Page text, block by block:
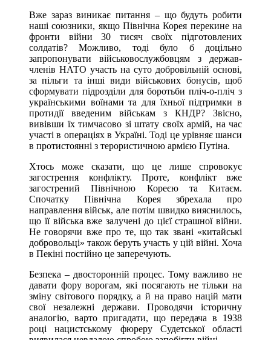
Вже зараз виникає питання – що будуть робити
наші союзники, якщо Північна Корея перекине на
фронти війни 30 тисяч своїх підготовлених
солдатів? Можливо, тоді було б доцільно
запропонувати військовослужбовцям з держав-
членів НАТО участь на суто добровільній основі,
за пільги та інші види військових бонусів, щоб
сформувати підрозділи для боротьби пліч-о-пліч з
українськими воїнами та для їхньої підтримки в
протидії введеним військам з КНДР? Звісно,
вивівши їх тимчасово зі штату своїх армій, на час
участі в операціях в Україні. Тоді це урівняє шанси
в протистоянні з терористичною армією Путіна.
Хтось може сказати, що це лише спровокує
загострення конфлікту. Проте, конфлікт вже
загострений Північною Кореєю та Китаєм.
Спочатку Північна Корея збрехала про
направлення військ, але потім швидко вияснилось,
що її війська вже залучені до цієї страшної війни.
Не говорячи вже про те, що так звані «китайські
добровольці» також беруть участь у цій війні. Хоча
в Пекіні постійно це заперечують.
Безпека – двосторонній процес. Тому важливо не
давати фору ворогам, які посягають не тільки на
зміну світового порядку, а й на право націй мати
свої незалежні держави. Проводячи історичну
аналогію, варто пригадати, що передача в 1938
році нацистському фюреру Судетської області